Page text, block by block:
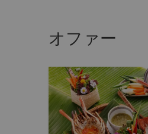
オファー